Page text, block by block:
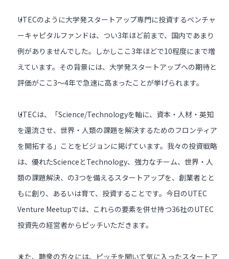
UTECのように大学発スタートアップ専門に投資するベンチャ
ーキャピタルファンドは、つい3年ほど前まで、国内であまり
例がありませんでした。しかしここ3年ほどで10程度にまで増
えています。その背景には、大学発スタートアップへの期待と
評価がここ3～4年で急速に高まったことが挙げられます。
UTECは、「Science/Technologyを軸に、資本・人材・英知
を還流させ、世界・人類の課題を解決するためのフロンティア
を開拓する」ことをビジョンに掲げています。我々の投資戦略
は、優れたScienceとTechnology、強力なチーム、世界・人
類の課題解決、の3つを備えるスタートアップを、創業者とと
もに創り、あるいは育て、投資することです。今日のUTEC
Venture Meetupでは、これらの要素を併せ持つ36社のUTEC
投資先の経営者からピッチいただきます。
また、聴衆の方々には、ピッチを聞いて気に入ったスタートア